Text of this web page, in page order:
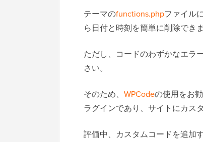
テーマのfunctions.phpファイル
ら日付と時刻を簡単に削除できま
ただし、コードのわずかなエラ
さい。
そのため、 WPCodeの使用をお
ラグインであり、サイトにカス
評価中、カスタムコードを追加